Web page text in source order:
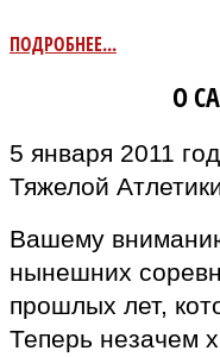
ПОДРОБНЕЕ...
О
5 января 2011
Тяжелой
Вашему
нынешних
прошлых лет,
Теперь незачем